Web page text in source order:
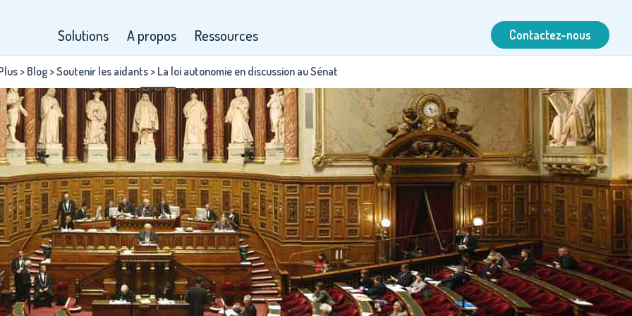
Contactez-nous
Solutions A propos Ressources
> Blog >Soutenir les aidants > La loi autonomie en discussion au Sénat